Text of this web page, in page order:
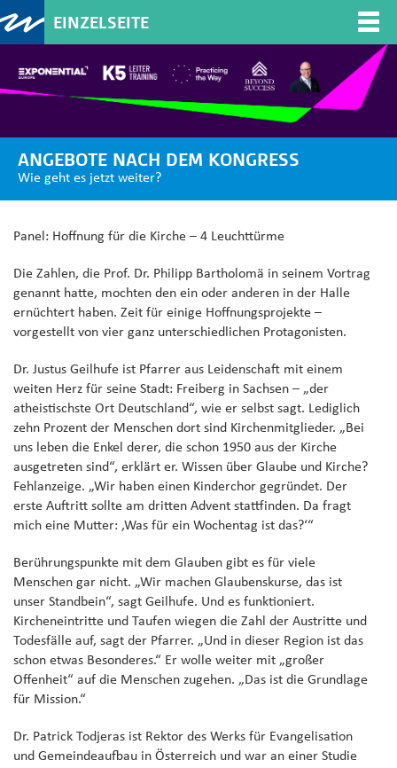
EINZELSEITE
ANGEBOTE NACH DEM KONGRESS
Wie geht es jetzt weiter?
Panel: Hoffnung für die Kirche – 4 Leuchttürme
Die Zahlen, die Prof. Dr. Philipp Bartholomä in seinem Vortrag
genannt hatte, mochten den ein oder anderen in der Halle
ernüchtert haben. Zeit für einige Hoffnungsprojekte –
vorgestellt von vier ganz unterschiedlichen Protagonisten.
Dr. Justus Geilhufe ist Pfarrer aus Leidenschaft mit einem
weiten Herz für seine Stadt: Freiberg in Sachsen – „der
atheistischste Ort Deutschland“, wie er selbst sagt. Lediglich
zehn Prozent der Menschen dort sind Kirchenmitglieder. „Bei
uns leben die Enkel derer, die schon 1950 aus der Kirche
ausgetreten sind“, erklärt er. Wissen über Glaube und Kirche?
Fehlanzeige. „Wir haben einen Kinderchor gegründet. Der
erste Auftritt sollte am dritten Advent stattfinden. Da fragt
mich eine Mutter: ‚Was für ein Wochentag ist das?‘“
Berührungspunkte mit dem Glauben gibt es für viele
Menschen gar nicht. „Wir machen Glaubenskurse, das ist
unser Standbein“, sagt Geilhufe. Und es funktioniert.
Kircheneintritte und Taufen wiegen die Zahl der Austritte und
Todesfälle auf, sagt der Pfarrer. „Und in dieser Region ist das
schon etwas Besonderes.“ Er wolle weiter mit „großer
Offenheit“ auf die Menschen zugehen. „Das ist die Grundlage
für Mission.“
Dr. Patrick Todjeras ist Rektor des Werks für Evangelisation
und Gemeindeaufbau in Österreich und war an einer Studie